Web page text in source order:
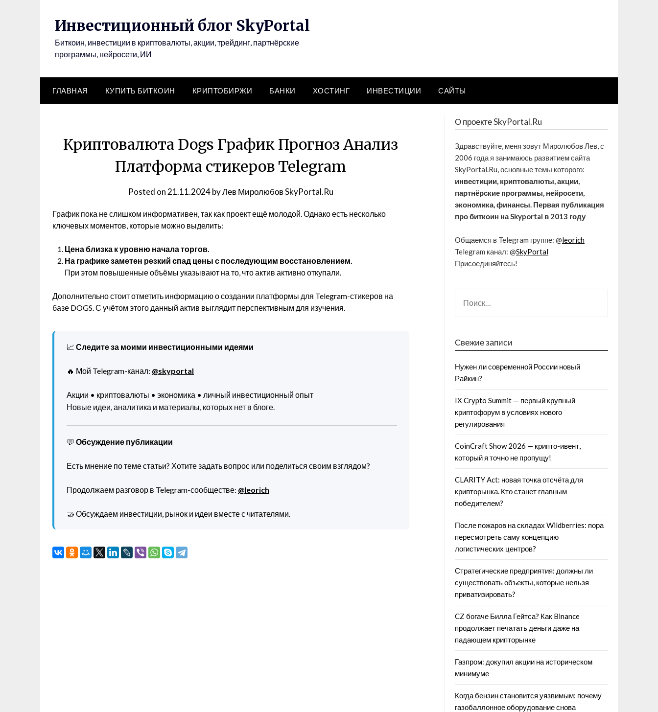
Инвестиционный блог SkyPortal
Биткоин, инвестиции в криптовалюты, акции, трейдинг, партнёрские
программы, нейросети, ИИ
ГЛАВНАЯ КУПИТЬ БИТКОИН КРИПТОБИРЖИ БАНКИ ХОСТИНГ ИНВЕСТИЦИИ САЙТЫ
Криптовалюта Dogs График Прогноз Анализ
Платформа стикеров Telegram
Posted on 21.11.2024byЛев Миролюбов SkyPortal.Ru
График пока не слишком информативен, так как проект ещё молодой. Однако есть несколько
ключевых моментов, которые можно выделить:
Цена близка к уровню начала торгов.
На графике заметен резкий спад цены с последующим восстановлением.
При этом повышенные объёмы указывают на то, что актив активно откупали.
Дополнительно стоит отметить информацию о создании платформы для Telegram-стикеров на
базе DOGS. С учётом этого данный актив выглядит перспективным для изучения.
📈 Следите за моими инвестиционными идеями
🔥 Мой Telegram-канал: @skyportal
Акции • криптовалюты • экономика • личный инвестиционный опыт
Новые идеи, аналитика и материалы, которых нет в блоге.
💬 Обсуждение публикации
Есть мнение по теме статьи? Хотите задать вопрос или поделиться своим взглядом?
Продолжаем разговор в Telegram-сообществе: @leorich
🤝 Обсуждаем инвестиции, рынок и идеи вместе с читателями.
О проекте SkyPortal.Ru
Здравствуйте, меня зовут Миролюбов Лев, с
2006 года я занимаюсь развитием сайта
SkyPortal.Ru, основные темы которого:
инвестиции, криптовалюты, акции,
партнёрские программы, нейросети,
экономика, финансы. Первая публикация
про биткоин на Skyportal в 2013 году
Общаемся в Telegram группе: @leorich
Telegram канал: @SkyPortal
Присоединяйтесь!
Свежие записи
Нужен ли современной России новый
Райкин?
IX Crypto Summit — первый крупный
криптофорум в условиях нового
регулирования
CoinCraft Show 2026 — крипто-ивент,
который я точно не пропущу!
CLARITY Act: новая точка отсчёта для
крипторынка. Кто станет главным
победителем?
После пожаров на складах Wildberries: пора
пересмотреть саму концепцию
логистических центров?
Стратегические предприятия: должны ли
существовать объекты, которые нельзя
приватизировать?
CZ богаче Билла Гейтса? Как Binance
продолжает печатать деньги даже на
падающем крипторынке
Газпром: докупил акции на историческом
минимуме
Когда бензин становится уязвимым: почему
газобаллонное оборудование снова